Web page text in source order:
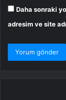
Daha sonraki
adresim ve site